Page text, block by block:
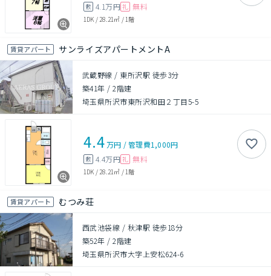
敷 4.1万円 礼 無料
1DK / 28.21㎡ / 1階
賃貸アパート サンライズアパートメントA
武蔵野線 / 東所沢駅 徒歩3分
築41年 /2階建
埼玉県所沢市東所沢和田２丁目5-5
4.4万円 /管理費1,000円
敷 4.4万円 礼 無料
1DK / 28.21㎡ / 1階
賃貸アパート むつみ荘
西武池袋線 / 秋津駅 徒歩18分
築52年 /2階建
埼玉県所沢市大字上安松624-6